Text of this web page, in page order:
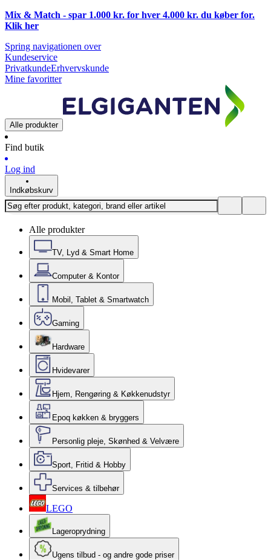
Mix & Match - spar 1.000 kr. for hver 4.000 kr. du køber for.
Klik her
Spring navigationen over
Kundeservice
PrivatkundeErhvervskunde
Mine favoritter
Alle produkter
Find butik
Log ind
Indkøbskurv
Alle produkter
TV, Lyd & Smart Home
Computer & Kontor
Mobil, Tablet & Smartwatch
Gaming
Hardware
Hvidevarer
Hjem, Rengøring & Køkkenudstyr
Epoq køkken & bryggers
Personlig pleje, Skønhed & Velvære
Sport, Fritid & Hobby
Services & tilbehør
LEGO
Lageroprydning
Ugens tilbud - og andre gode priser